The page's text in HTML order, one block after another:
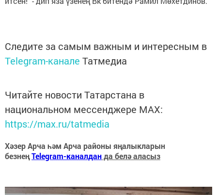
Следите за самым важным и интересным в
Telegram-канале Татмедиа
Читайте новости Татарстана в
национальном мессенджере MАХ:
https://max.ru/tatmedia
Хәзер Арча һәм Арча районы яңалыкларын
безнеңTelegram-каналданда белә аласыз